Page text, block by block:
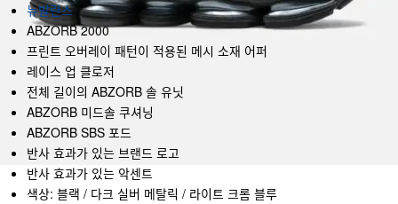
뉴발란스
ABZORB 2000
프린트 오버레이 패턴이 적용된 메시 소재 어퍼
레이스 업 클로저
전체 길이의 ABZORB 솔 유닛
ABZORB 미드솔 쿠셔닝
ABZORB SBS 포드
반사 효과가 있는 브랜드 로고
반사 효과가 있는 악센트
색상: 블랙 / 다크 실버 메탈릭 / 라이트 크롬 블루